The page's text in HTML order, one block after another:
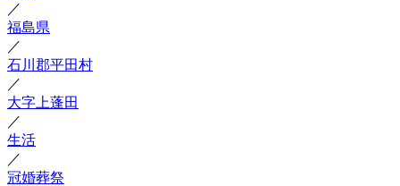
／
福島県
／
石川郡平田村
／
大字上蓬田
／
生活
／
冠婚葬祭